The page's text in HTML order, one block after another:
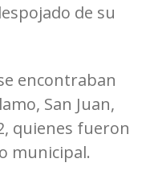
de su
encontraban
San Juan,
quienes fueron
municipal.